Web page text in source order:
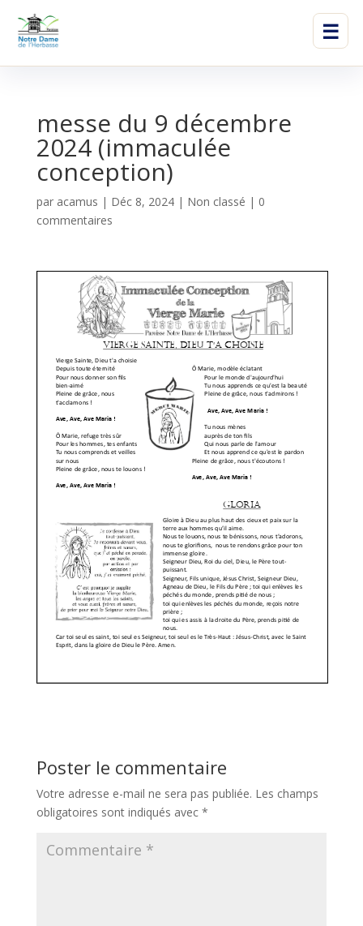
☰
messe du 9 décembre
2024 (immaculée
conception)
par acamus | Déc 8, 2024| Non classé | 0
commentaires
Poster le commentaire
Votre adresse e-mail ne sera pas publiée. Les champs
obligatoires sont indiqués avec *